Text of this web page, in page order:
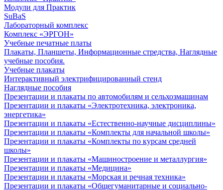
Модули для Практик
SuBaS
Лабораторный комплекс
Комплекс «ЭРГОН»
Учебные печатные платы
Плакаты, Планшеты, Информационные стредства, Наглядные
учебные пособия.
Учебные плакаты
Интерактивный электрифицированный стенд
Наглядные пособия
Презентации и плакаты по автомобилям и сельхозмашинам
Презентации и плакаты «Электротехника, электроника,
энергетика»
Презентации и плакаты «Естественно-научные дисциплины»
Презентации и плакаты «Комплекты для начальной школы»
Презентации и плакаты «Комплекты по курсам средней
школы»
Презентации и плакаты «Машиностроение и металлургия»
Презентации и плакаты «Медицина»
Презентации и плакаты «Морская и речная техника»
Презентации и плакаты «Общегуманитарные и социально-